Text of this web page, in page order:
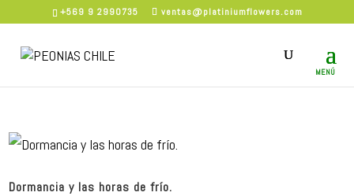
+569 9 2990735 ventas@platiniumflowers.com
×
Dormancia y las horas de frío.